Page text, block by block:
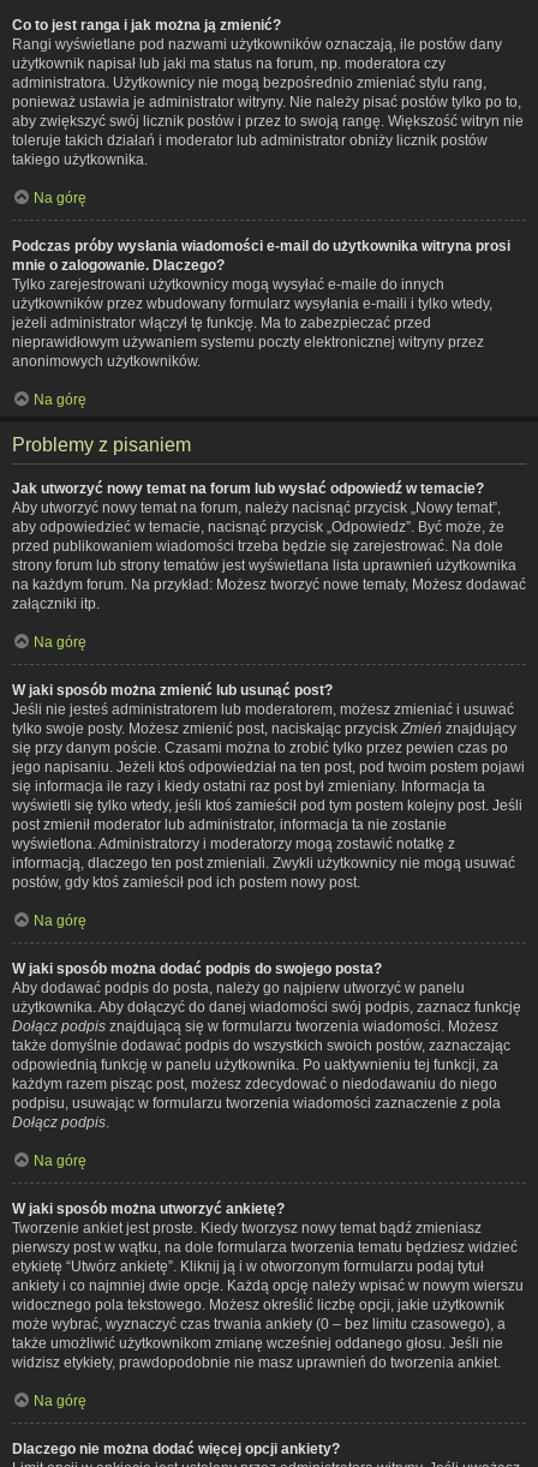
Co to jest ranga i jak można ją zmienić?
Rangi wyświetlane pod nazwami użytkowników oznaczają, ile postów dany
użytkownik napisał lub jaki ma status na forum, np. moderatora czy
administratora. Użytkownicy nie mogą bezpośrednio zmieniać stylu rang,
ponieważ ustawia je administrator witryny. Nie należy pisać postów tylko po to,
aby zwiększyć swój licznik postów i przez to swoją rangę. Większość witryn nie
toleruje takich działań i moderator lub administrator obniży licznik postów
takiego użytkownika.
Na górę
Podczas próby wysłania wiadomości e-mail do użytkownika witryna prosi
mnie o zalogowanie. Dlaczego?
Tylko zarejestrowani użytkownicy mogą wysyłać e-maile do innych
użytkowników przez wbudowany formularz wysyłania e-maili i tylko wtedy,
jeżeli administrator włączył tę funkcję. Ma to zabezpieczać przed
nieprawidłowym używaniem systemu poczty elektronicznej witryny przez
anonimowych użytkowników.
Na górę
Problemy z pisaniem
Jak utworzyć nowy temat na forum lub wysłać odpowiedź w temacie?
Aby utworzyć nowy temat na forum, należy nacisnąć przycisk „Nowy temat”,
aby odpowiedzieć w temacie, nacisnąć przycisk „Odpowiedz”. Być może, że
przed publikowaniem wiadomości trzeba będzie się zarejestrować. Na dole
strony forum lub strony tematów jest wyświetlana lista uprawnień użytkownika
na każdym forum. Na przykład: Możesz tworzyć nowe tematy, Możesz dodawać
załączniki itp.
Na górę
W jaki sposób można zmienić lub usunąć post?
Jeśli nie jesteś administratorem lub moderatorem, możesz zmieniać i usuwać
tylko swoje posty. Możesz zmienić post, naciskając przycisk Zmień znajdujący
się przy danym poście. Czasami można to zrobić tylko przez pewien czas po
jego napisaniu. Jeżeli ktoś odpowiedział na ten post, pod twoim postem pojawi
się informacja ile razy i kiedy ostatni raz post był zmieniany. Informacja ta
wyświetli się tylko wtedy, jeśli ktoś zamieścił pod tym postem kolejny post. Jeśli
post zmienił moderator lub administrator, informacja ta nie zostanie
wyświetlona. Administratorzy i moderatorzy mogą zostawić notatkę z
informacją, dlaczego ten post zmieniali. Zwykli użytkownicy nie mogą usuwać
postów, gdy ktoś zamieścił pod ich postem nowy post.
Na górę
W jaki sposób można dodać podpis do swojego posta?
Aby dodawać podpis do posta, należy go najpierw utworzyć w panelu
użytkownika. Aby dołączyć do danej wiadomości swój podpis, zaznacz funkcję
Dołącz podpis znajdującą się w formularzu tworzenia wiadomości. Możesz
także domyślnie dodawać podpis do wszystkich swoich postów, zaznaczając
odpowiednią funkcję w panelu użytkownika. Po uaktywnieniu tej funkcji, za
każdym razem pisząc post, możesz zdecydować o niedodawaniu do niego
podpisu, usuwając w formularzu tworzenia wiadomości zaznaczenie z pola
Dołącz podpis
Na górę
W jaki sposób można utworzyć ankietę?
Tworzenie ankiet jest proste. Kiedy tworzysz nowy temat bądź zmieniasz
pierwszy post w wątku, na dole formularza tworzenia tematu będziesz widzieć
etykietę “Utwórz ankietę”. Kliknij ją i w otworzonym formularzu podaj tytuł
ankiety i co najmniej dwie opcje. Każdą opcję należy wpisać w nowym wierszu
widocznego pola tekstowego. Możesz określić liczbę opcji, jakie użytkownik
może wybrać, wyznaczyć czas trwania ankiety (0 – bez limitu czasowego), a
także umożliwić użytkownikom zmianę wcześniej oddanego głosu. Jeśli nie
widzisz etykiety, prawdopodobnie nie masz uprawnień do tworzenia ankiet.
Na górę
Dlaczego nie można dodać więcej opcji ankiety?